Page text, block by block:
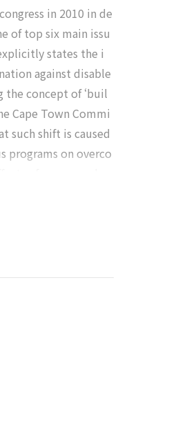
in 2010 in de
of top six main issu
states the i
against disable
the concept of ‘buil
Cape Town Commi
such shift is caused
programs on overco